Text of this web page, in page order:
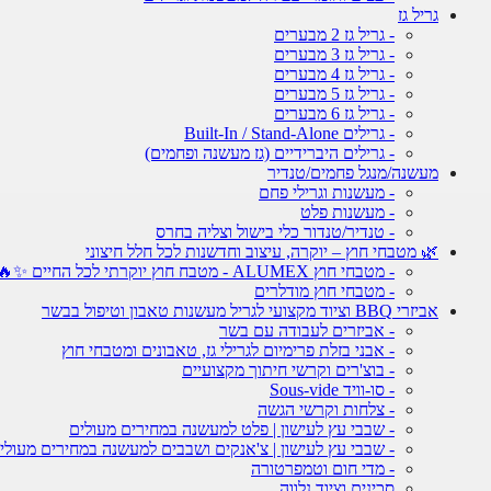
גריל גז
- גריל גז 2 מבערים
- גריל גז 3 מבערים
- גריל גז 4 מבערים
- גריל גז 5 מבערים
- גריל גז 6 מבערים
- גרילים Built-In / Stand-Alone
- גרילים היברידיים (גז מעשנה ופחמים)
מעשנה/מנגל פחמים/טנדיר
- מעשנות וגרילי פחם
- מעשנות פלט
- טנדיר/טנדור כלי בישול וצליה בחרס
🌿 מטבחי חוץ – יוקרה, עיצוב וחדשנות לכל חלל חיצוני
- מטבחי חוץ ALUMEX - מטבח חוץ יוקרתי לכל החיים ✨🔥
- מטבחי חוץ מודלרים
אביזרי BBQ וציוד מקצועי לגריל מעשנות טאבון וטיפול בבשר
- אביזרים לעבודה עם בשר
- אבני בזלת פרימיום לגרילי גז, טאבונים ומטבחי חוץ
- בוצ'רים וקרשי חיתוך מקצועיים
- סו-וויד Sous-vide
- צלחות וקרשי הגשה
- שבבי עץ לעישון | פלט למעשנה במחירים מעולים
- שבבי עץ לעישון | צ'אנקים ושבבים למעשנה במחירים
- מדי חום וטמפרטורה